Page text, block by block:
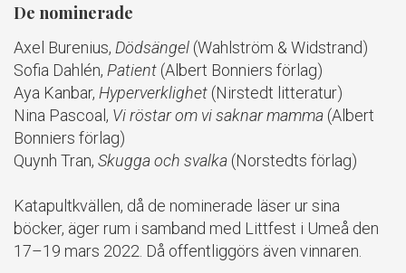
De nominerade
Axel Burenius, Dödsängel (Wahlström & Widstrand)
Sofia Dahlén, Patient (Albert Bonniers förlag)
Aya Kanbar, Hyperverklighet (Nirstedt litteratur)
Nina Pascoal, Vi röstar om vi saknar mamma (Albert
Bonniers förlag)
Quynh Tran, Skugga och svalka (Norstedts förlag)
Katapultkvällen, då de nominerade läser ur sina
böcker, äger rum i samband med Littfest i Umeå den
17–19 mars 2022. Då offentliggörs även vinnaren.